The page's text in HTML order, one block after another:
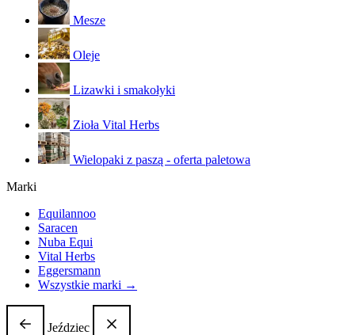
Mesze
Oleje
Lizawki i smakołyki
Zioła Vital Herbs
Wielopaki z paszą - oferta paletowa
Marki
Equilannoo
Saracen
Nuba Equi
Vital Herbs
Eggersmann
Wszystkie marki →
Jeździec